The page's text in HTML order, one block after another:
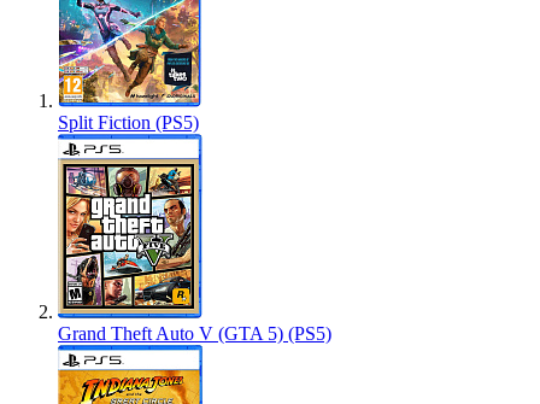
Split Fiction (PS5)
Grand Theft Auto V (GTA 5) (PS5)